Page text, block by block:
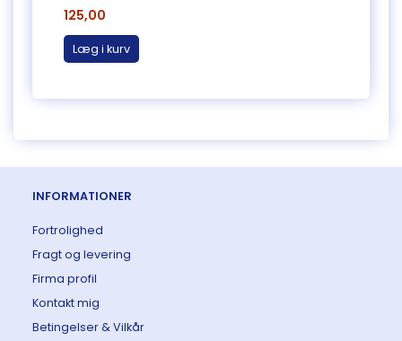
125,00
Læg i kurv
INFORMATIONER
Fortrolighed
Fragt og levering
Firma profil
Kontakt mig
Betingelser & Vilkår